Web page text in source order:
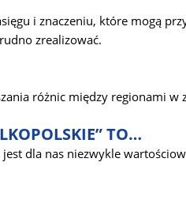
i znaczeniu, które mogą
zrealizować.
różnic między regionami w
TO…
dla nas niezwykle